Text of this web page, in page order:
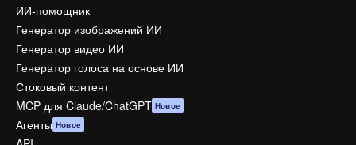
ИИ-помощник
Генератор изображений ИИ
Генератор видео ИИ
Генератор голоса на основе ИИ
Стоковый контент
MCP для Claude/ChatGPT Новое
Агенты Новое